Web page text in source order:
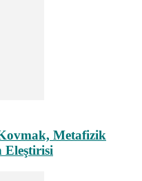
Metafizik
Eleştirisi